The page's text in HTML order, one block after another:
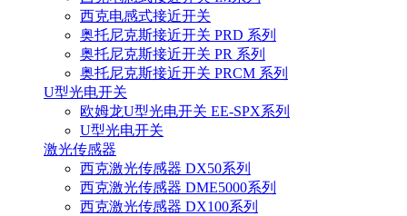
西克电感式接近开关
奥托尼克斯接近开关 PRD 系列
奥托尼克斯接近开关 PR 系列
奥托尼克斯接近开关 PRCM 系列
U型光电开关
欧姆龙U型光电开关 EE-SPX系列
U型光电开关
激光传感器
西克激光传感器 DX50系列
西克激光传感器 DME5000系列
西克激光传感器 DX100系列